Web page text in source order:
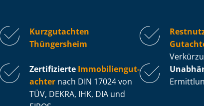
Kurzgutachten
Thüngersheim
Zertifizierte Im­mo­bi­li­en­gut­
ach­ter nach DIN 17024 von
TÜV, DEKRA, IHK, DIA und